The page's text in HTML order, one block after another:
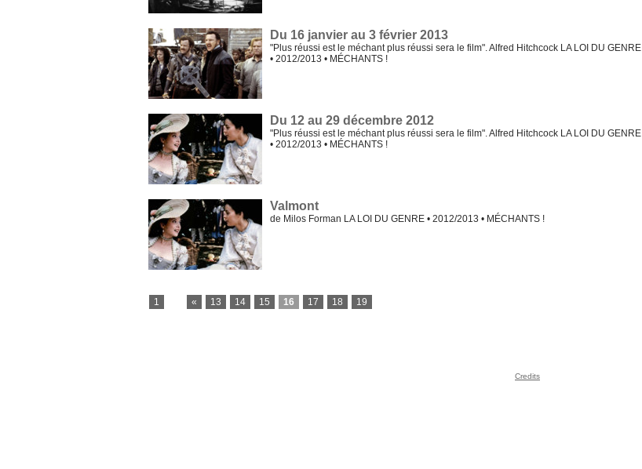
Du 16 janvier au 3 février 2013
"Plus réussi est le méchant plus réussi sera le film". Alfred Hitchcock LA LOI DU GENRE
• 2012/2013 • MÉCHANTS !
Du 12 au 29 décembre 2012
"Plus réussi est le méchant plus réussi sera le film". Alfred Hitchcock LA LOI DU GENRE
• 2012/2013 • MÉCHANTS !
Valmont
de Milos Forman LA LOI DU GENRE • 2012/2013 • MÉCHANTS !
1 « 13 14 15 16 17 18 19
Credits